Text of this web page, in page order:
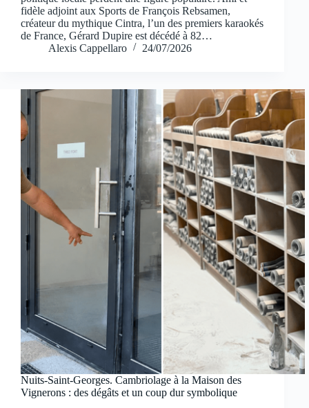
fidèle adjoint aux Sports de François Rebsamen,
créateur du mythique Cintra, l’un des premiers karaokés
de France, Gérard Dupire est décédé à 82…
Alexis Cappellaro
24/07/2026
Nuits-Saint-Georges. Cambriolage à la Maison des
Vignerons : des dégâts et un coup dur symbolique